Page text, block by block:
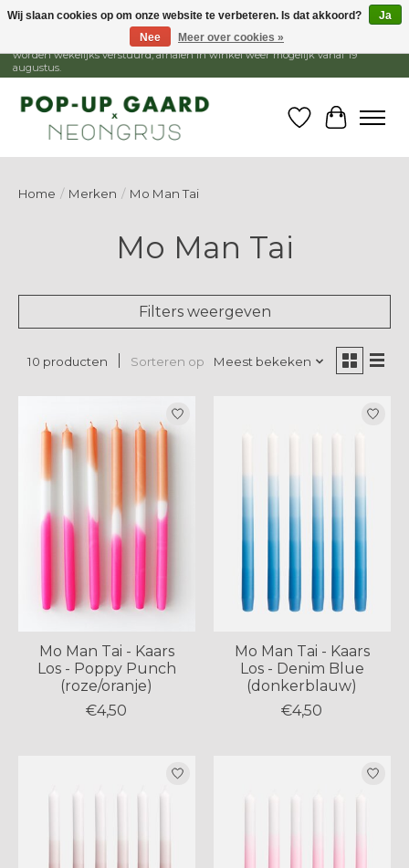
1 - 15 augustus is de winkel gesloten, webshop blijft open. Bestellingen
worden wekelijks verstuurd, afhalen in winkel weer mogelijk vanaf 19
augustus.
Verlanglijst
Home / Merken / Mo Man Tai
Mo Man Tai
Filters weergeven
10 producten Sorteren op Meest bekeken
Mo Man Tai - Kaars
Los - Poppy Punch
(roze/oranje)
€4,50
Mo Man Tai - Kaars
Los - Denim Blue
(donkerblauw)
€4,50
Wij slaan cookies op om onze website te verbeteren. Is dat akkoord?
Ja
Nee
Meer over cookies »